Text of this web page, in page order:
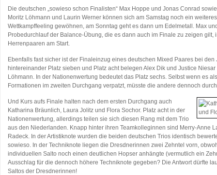
Die deutschen „sowieso schon Finalisten“ Max Hoppe und Jonas Conrad
Moritz Löhmann und Laurin Werner können sich am Samstag noch ein
Wettkampffeeling gewöhnen, am Sonntag geht es dann um Edelmetall. Max
Probedurchlauf der Balance-Übung, die es dann auch im Finale zu zeigen gilt,
Herrenpaaren am Start.
Ebenfalls fast sicher ist der Finaleinzug eines deutschen Mixed Paares bei den
hintereinander Platz sieben und Platz acht belegen Alex Dik und Justice
Löhmann. In der Nationenwertung bedeutet das Platz sechs. Selbst wenn es
Formationen im zweiten Durchgang verpatzt, müsste die andere dennoch
Und Kurs aufs Finale halten nach dem ersten Durchgang auch
Katharina Bräunlich, Laura Jolitz und Flora Sochor. Platz acht in der
Nationenwertung, allerdings teilen sie sich diesen Rang mit dem Trio
aus den Niederlanden. Knapp hinter ihren Teamkolleginnen sind Merry-Anne
Radeck. In der Artistiknote wurden die beiden deutschen Trios identisch
sowieso. In der Techniknote liegen die Dresdnerinnen zwei Zehntel vorn,
individuellen Salto noch einen deutlichen Hopser anhängte (vermutlich ein
Ausschlag für die dennoch höhere Techniknote gegeben? Die Antwort dürfte
Saltos der Dresdnerinnen!